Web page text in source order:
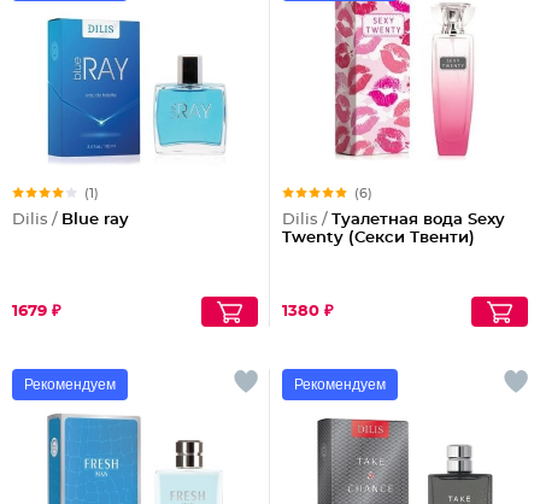
(1)
Dilis / Blue ray
1679 ₽
(6)
Dilis / Туалетная вода Sexy
Twenty (Секси Твенти)
1380 ₽
Рекомендуем Рекомендуем